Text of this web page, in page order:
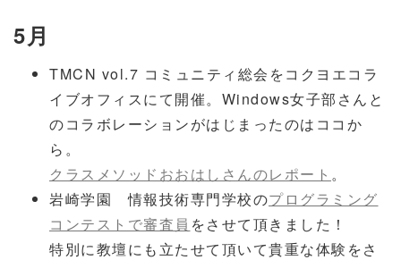
5月
TMCN vol.7 コミュニティ総会をコクヨエコラ
イブオフィスにて開催。Windows女子部さんと
のコラボレーションがはじまったのはココか
ら。
クラスメソッドおおはしさんのレポート 。
岩崎学園 情報技術専門学校のプログラミング
コンテストで審査員 をさせて頂きました！
特別に教壇にも立たせて頂いて貴重な体験をさ